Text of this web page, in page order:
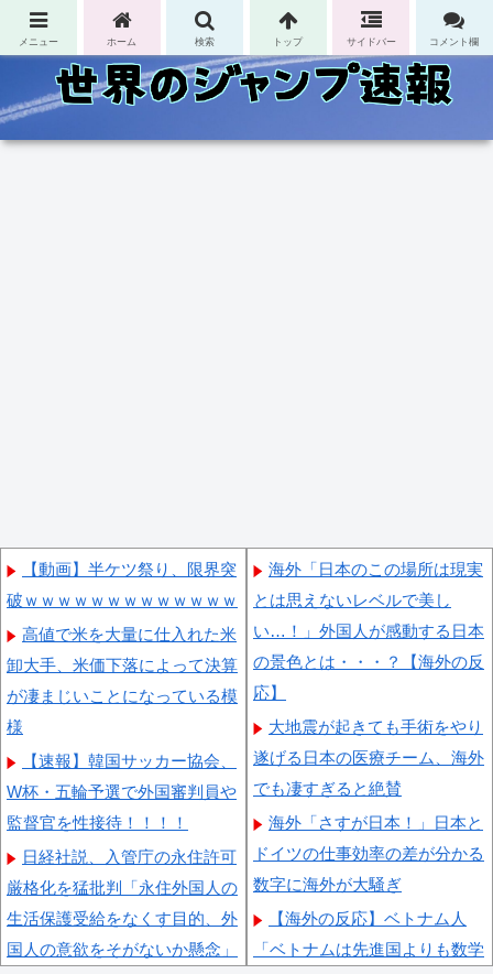
コンテンツへスキップ
【動画】半ケツ祭り、限界突
破ｗｗｗｗｗｗｗｗｗｗｗｗｗ
高値で米を大量に仕入れた米
卸大手、米価下落によって決算
が凄まじいことになっている模
様
【速報】韓国サッカー協会、
W杯・五輪予選で外国審判員や
監督官を性接待！！！！
日経社説、入管庁の永住許可
厳格化を猛批判「永住外国人の
生活保護受給をなくす目的、外
国人の意欲をそがないか懸念」
海外「日本のこの場所は現実
とは思えないレベルで美し
い…！」外国人が感動する日本
の景色とは・・・？【海外の反
応】
大地震が起きても手術をやり
遂げる日本の医療チーム、海外
でも凄すぎると絶賛
海外「さすが日本！」日本と
ドイツの仕事効率の差が分かる
数字に海外が大騒ぎ
【海外の反応】ベトナム人
「ベトナムは先進国よりも数学
メニュー ホーム 検索 トップ サイドバー コメント欄